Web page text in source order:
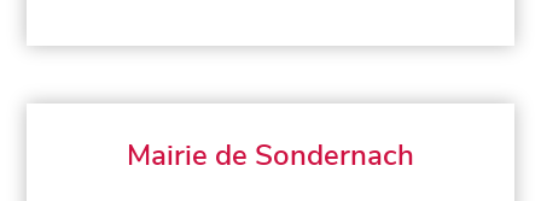
Mairie de Sondernach